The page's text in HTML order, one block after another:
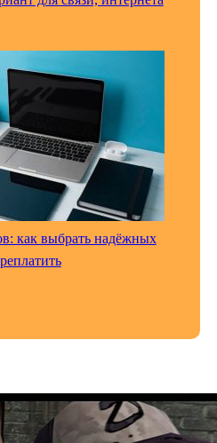
как выбрать надёжных